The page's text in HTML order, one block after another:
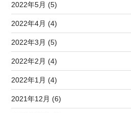
2022年5月 (5)
2022年4月 (4)
2022年3月 (5)
2022年2月 (4)
2022年1月 (4)
2021年12月 (6)